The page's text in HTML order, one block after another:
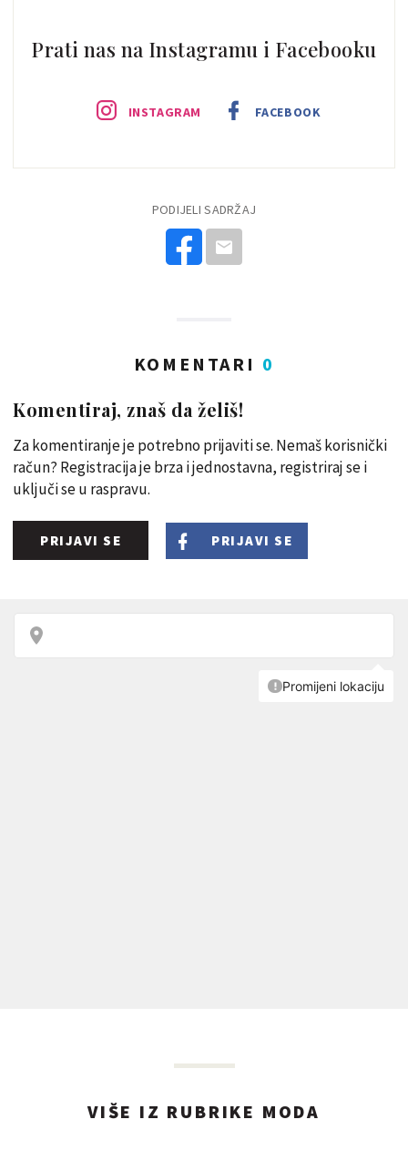
Prati nas na Instagramu i Facebooku
INSTAGRAM FACEBOOK
PODIJELI SADRŽAJ
KOMENTARI 0
Komentiraj, znaš da želiš!
Za komentiranje je potrebno prijaviti se. Nemaš korisnički
račun? Registracija je brza i jednostavna, registriraj se i
uključi se u raspravu.
PRIJAVI SE PRIJAVI SE
VIŠE IZ RUBRIKE MODA